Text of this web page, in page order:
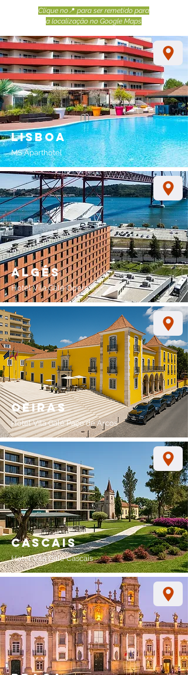
Clique no📍 para ser remetido para
a localização no Google Maps
Lisboa
MS Aparthotel
algés
Hotel Vila Galé Opera
oeiras
Hotel Vila GaléPaço de Arcos
cascais
Hotel Vila Galé Cascais